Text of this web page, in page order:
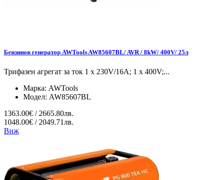
Бензинов генератор AWTools AW85607BL/ AVR / 8kW/ 400V/ 25л
Трифазен агрегат за ток 1 x 230V/16A; 1 x 400V;...
Марка: AWTools
Модел: AW85607BL
1363.00€ / 2665.80лв.
1048.00€ / 2049.71лв.
Виж